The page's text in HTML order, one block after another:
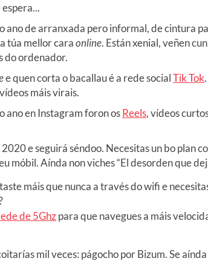
ano de arranxada pero informal, de cintura
túa mellor caraonline. Están xenial, veñen cun
do ordenador.
e quen corta o bacallau é a rede socialTik Tok
máis virais.
ano en Instagram foron osReels, vídeos
e seguirá séndoo. Necesitas un bo plan
móbil. Aínda non viches “El desorden que
máis que nunca a través do wifi e
de 5Ghzpara que navegues a máis
mil veces: págocho por Bizum. Se